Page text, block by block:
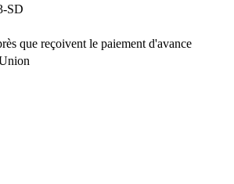
SD
que reçoivent le paiement d'avance